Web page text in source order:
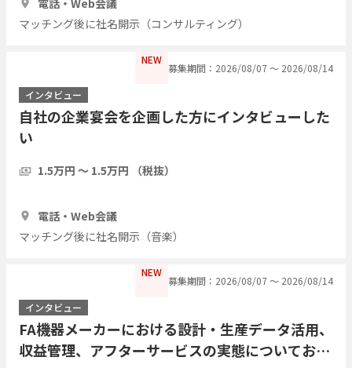
マッチング後に社名開示（コンサルティング）
NEW
募集期間：2026/08/07 〜 2026/08/14
インタビュー
自社の企業宴会を企画した方にインタビューした
い
1.5万円 〜 1.5万円 （税抜）
電話・Web会議
マッチング後に社名開示（音楽）
NEW
募集期間：2026/08/07 〜 2026/08/14
インタビュー
FA機器メーカーにおける設計・生産データ活用、
収益管理、アフターサービスの実態についてお伺